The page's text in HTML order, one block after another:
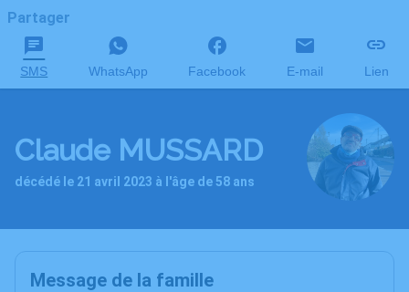
Partager
SMS WhatsApp Facebook E-mail Lien
Claude MUSSARD
décédé le 21 avril 2023 à l'âge de 58 ans
Message de la famille